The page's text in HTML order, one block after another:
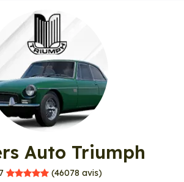
Auto Triumph
Déco (46078 avis)